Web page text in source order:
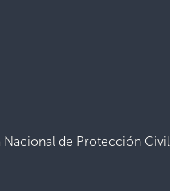
Nacional de Protección